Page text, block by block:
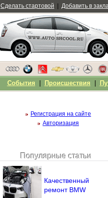
Регистрация на сайте
Авторизация
Напомнить пароль?
Популярные статьи
Качественный
ремонт BMW
Сделать стартовой Добавить в
События Происшествия